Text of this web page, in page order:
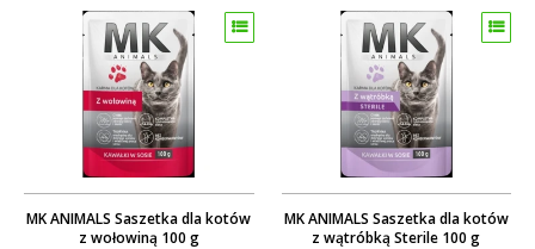
MK ANIMALS Saszetka dla kotów
z wołowiną 100 g
MK ANIMALS Saszetka dla kotów
z wątróbką Sterile 100 g